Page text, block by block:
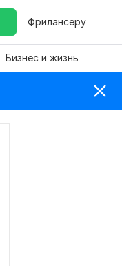
Фрилансеру
Бизнес и жизнь